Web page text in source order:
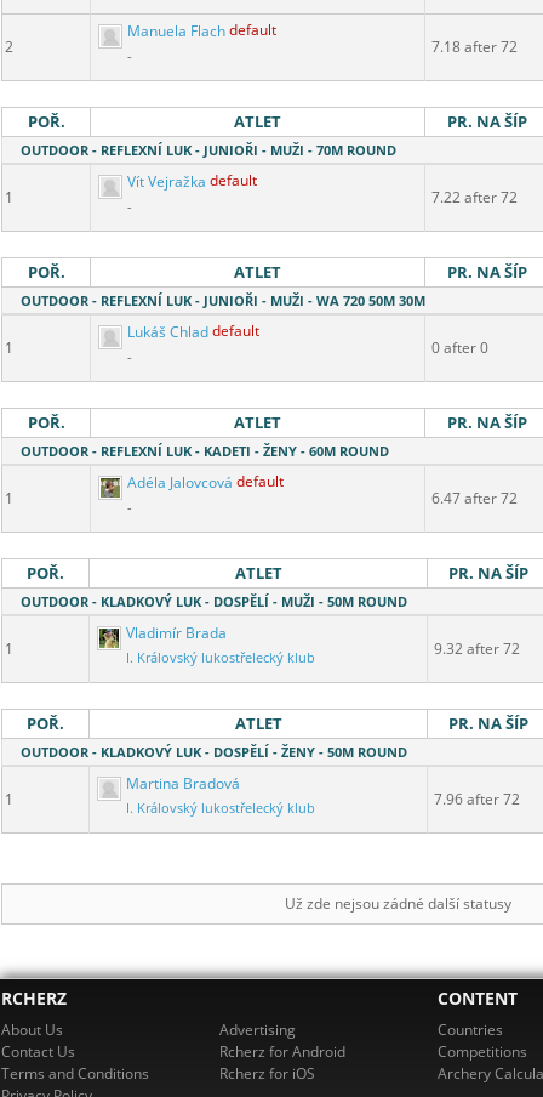
2
Manuela Flachdefault
- 7.18 after 72
POŘ. ATLET PR. NA ŠÍP
OUTDOOR - REFLEXNÍ LUK - JUNIOŘI - MUŽI - 70M ROUND
1
Vít Vejražka default
- 7.22 after 72
POŘ. ATLET PR. NA ŠÍP
OUTDOOR - REFLEXNÍ LUK - JUNIOŘI - MUŽI - WA 720 50M 30M
1
Lukáš Chladdefault
- 0 after 0
POŘ. ATLET PR. NA ŠÍP
OUTDOOR - REFLEXNÍ LUK - KADETI - ŽENY - 60M ROUND
1
Adéla Jalovcová default
- 6.47 after 72
POŘ. ATLET PR. NA ŠÍP
OUTDOOR - KLADKOVÝ LUK - DOSPĚLÍ - MUŽI - 50M ROUND
1
Vladimír Brada
I. Královský lukostřelecký klub 9.32 after 72
POŘ. ATLET PR. NA ŠÍP
OUTDOOR - KLADKOVÝ LUK - DOSPĚLÍ - ŽENY - 50M ROUND
1
Martina Bradová
I. Královský lukostřelecký klub 7.96 after 72
Už zde nejsou zádné další statusy
RCHERZ
About Us
Contact Us
Terms and Conditions
Advertising
Rcherz for Android
Rcherz for iOS
CONTENT
Countries
Competitions
Archery